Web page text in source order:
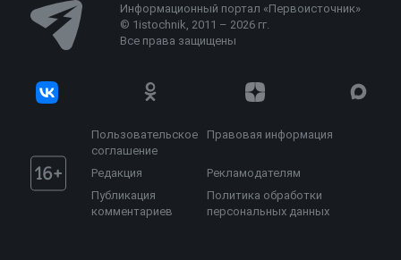
Информационный портал «Первоисточник»
© 1istochnik, 2011 – 2026 гг.
Все права защищены
Пользовательское
соглашение
Правовая информация
Редакция
Рекламодателям
Публикация
комментариев
Политика обработки
персональных данных